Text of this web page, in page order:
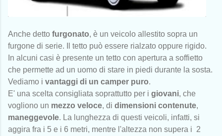
Anche detto furgonato, è un veicolo allestito sopra un
furgone di serie. Il tetto può essere rialzato oppure rigido.
In alcuni casi è presente un tetto con apertura a soffietto
che permette ad un uomo di stare in piedi durante la sosta.
Vediamo i vantaggi di un camper puro.
E' una scelta consigliata soprattutto per i giovani, che
vogliono un mezzo veloce, di dimensioni contenute,
maneggevole. La lunghezza di questi veicoli, infatti, si
aggira fra i 5 e i 6 metri, mentre l'altezza non supera i 2